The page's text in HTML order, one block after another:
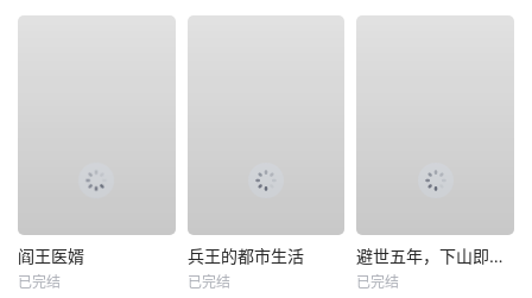
阎王医婿
已完结
兵王的都市生活
已完结
避世五年，下山即无敌
已完结